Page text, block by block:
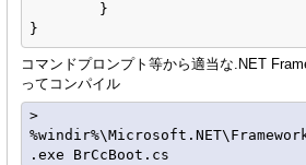
コマンドプロンプト等から適当な.NET
ってコンパイル
>